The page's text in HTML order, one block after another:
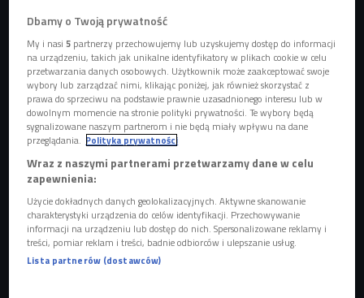
Głównym bohaterem surrealistycznego świata Franza Kafki
jest prokurent bankowy, Józef K., który zostaje pewnego
dnia aresztowany, mimo że nie popełnił przestępstwa.
Pozornie areszt ma łagodny charakter; skazany może
prowadzić normalne życie, jednocześnie pozostając do
dyspozycji sądu. Jednak w rzeczywistości aresztowanie
drastycznie zmienia egzystencję Józefa K. - odwracają się
od niego przyjaciele i znajomi, a niezrozumiałe zdarzenia
zdają się nie mieć końca.
Dbamy o Twoją prywatność
My i nasi5 partnerzy przechowujemy lub uzyskujemy dostęp do informacji
na urządzeniu, takich jak unikalne identyfikatory w plikach cookie w celu
przetwarzania danych osobowych. Użytkownik może zaakceptować swoje
wybory lub zarządzać nimi, klikając poniżej, jak również skorzystać z
prawa do sprzeciwu na podstawie prawnie uzasadnionego interesu lub w
dowolnym momencie na stronie polityki prywatności. Te wybory będą
sygnalizowane naszym partnerom i nie będą miały wpływu na dane
przeglądania. Polityka prywatności
Wraz z naszymi partnerami przetwarzamy dane w celu
zapewnienia:
Użycie dokładnych danych geolokalizacyjnych. Aktywne skanowanie
charakterystyki urządzenia do celów identyfikacji. Przechowywanie
informacji na urządzeniu lub dostęp do nich. Spersonalizowane reklamy i
treści, pomiar reklam i treści, badnie odbiorców i ulepszanie usług.
Lista partnerów (dostawców)